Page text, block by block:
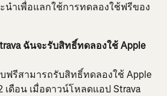
นำเพื่อแลกใช้การทดลองใช้ฟรีของ
ฉันจะรับสิทธิ์ทดลองใช้ Apple
ฟรีสามารถรับสิทธิ์ทดลองใช้ Apple
เดือน เมื่อดาวน์โหลดแอป Strava